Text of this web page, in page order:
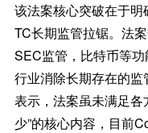
该法案核心突破在于
TC长期监管拉锯。法
SEC监管，比特币等功
行业消除长期存在的
表示，法案虽未满足
少”的核心内容，目前